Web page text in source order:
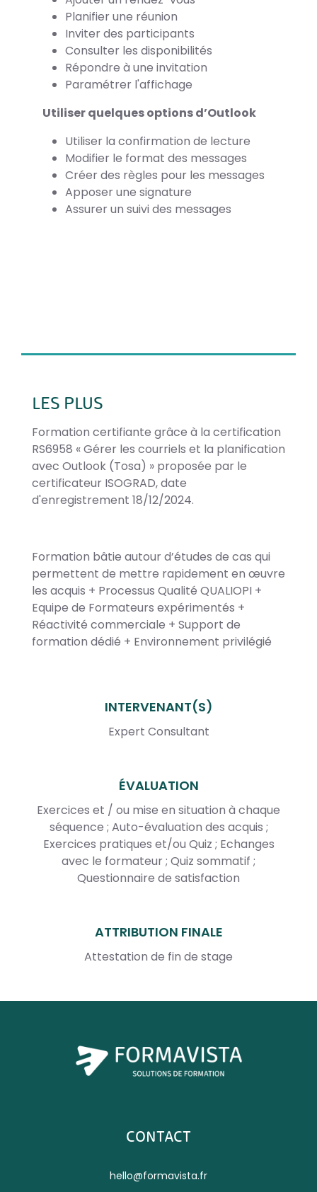
Planifier une réunion
Inviter des participants
Consulter les disponibilités
Répondre à une invitation
Paramétrer l'affichage
Utiliser quelques options d’Outlook
Utiliser la confirmation de lecture
Modifier le format des messages
Créer des règles pour les messages
Apposer une signature
Assurer un suivi des messages
LES PLUS
Formation certifiante grâce à la certification
RS6958 « Gérer les courriels et la planification
avec Outlook (Tosa) » proposée par le
certificateur ISOGRAD, date
d'enregistrement 18/12/2024.
Formation bâtie autour d’études de cas qui
permettent de mettre rapidement en œuvre
les acquis + Processus Qualité QUALIOPI +
Equipe de Formateurs expérimentés +
Réactivité commerciale + Support de
formation dédié + Environnement privilégié
INTERVENANT(S)
Expert Consultant
ÉVALUATION
Exercices et / ou mise en situation à chaque
séquence ; Auto-évaluation des acquis ;
Exercices pratiques et/ou Quiz ; Echanges
avec le formateur ; Quiz sommatif ;
Questionnaire de satisfaction
ATTRIBUTION FINALE
Attestation de fin de stage
CONTACT
hello@formavista.fr